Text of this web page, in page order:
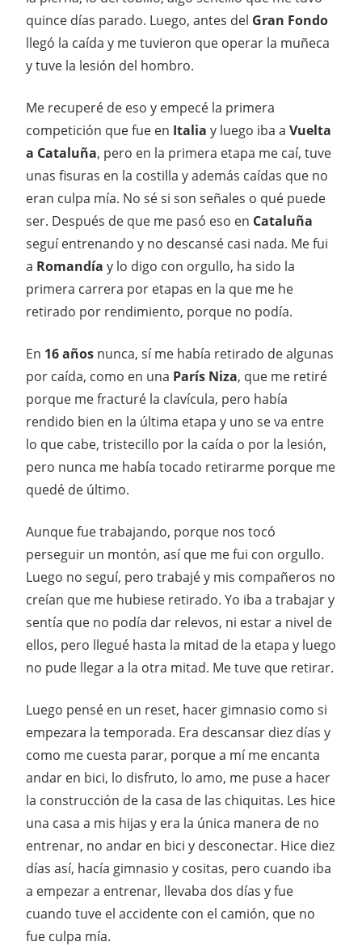
quince días parado. Luego, antes del Gran Fondo
llegó la caída y me tuvieron que operar la muñeca
y tuve la lesión del hombro.
Me recuperé de eso y empecé la primera
competición que fue en Italia y luego iba a Vuelta
a Cataluña, pero en la primera etapa me caí, tuve
unas fisuras en la costilla y además caídas que no
eran culpa mía. No sé si son señales o qué puede
ser. Después de que me pasó eso en Cataluña
seguí entrenando y no descansé casi nada. Me fui
a Romandía y lo digo con orgullo, ha sido la
primera carrera por etapas en la que me he
retirado por rendimiento, porque no podía.
En 16 años nunca, sí me había retirado de algunas
por caída, como en una París Niza, que me retiré
porque me fracturé la clavícula, pero había
rendido bien en la última etapa y uno se va entre
lo que cabe, tristecillo por la caída o por la lesión,
pero nunca me había tocado retirarme porque me
quedé de último.
Aunque fue trabajando, porque nos tocó
perseguir un montón, así que me fui con orgullo.
Luego no seguí, pero trabajé y mis compañeros no
creían que me hubiese retirado. Yo iba a trabajar y
sentía que no podía dar relevos, ni estar a nivel de
ellos, pero llegué hasta la mitad de la etapa y luego
no pude llegar a la otra mitad. Me tuve que retirar.
Luego pensé en un reset, hacer gimnasio como si
empezara la temporada. Era descansar diez días y
como me cuesta parar, porque a mí me encanta
andar en bici, lo disfruto, lo amo, me puse a hacer
la construcción de la casa de las chiquitas. Les hice
una casa a mis hijas y era la única manera de no
entrenar, no andar en bici y desconectar. Hice diez
días así, hacía gimnasio y cositas, pero cuando iba
a empezar a entrenar, llevaba dos días y fue
cuando tuve el accidente con el camión, que no
fue culpa mía.